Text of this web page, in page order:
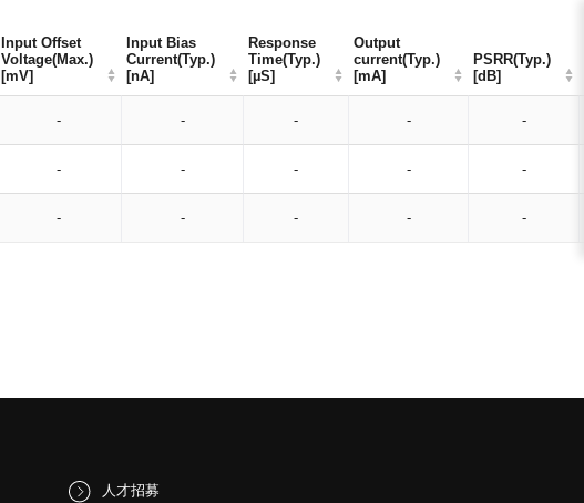
Input Offset
Voltage(Max.)
[mV]
Input Bias
Current(Typ.)
[nA]
Response
Time(Typ.)
[µS]
Output
current(Typ.)
[mA]
PSRR(Typ.)
[dB]
- - - - -
- - - - -
- - - - -
Input Offset
Voltage(Max.)
[mV]
Input Bias
Current(Typ.)
[nA]
Response
Time(Typ.)
[µS]
Output
current(Typ.)
[mA]
PSRR(Typ.)
[dB]
人才招募